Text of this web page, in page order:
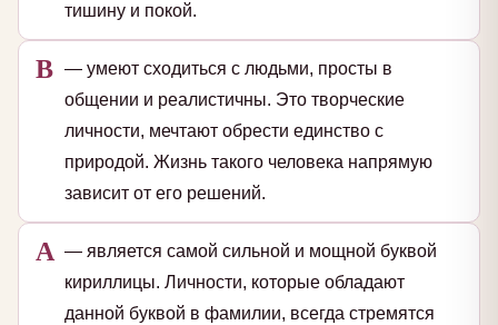
тишину и покой.
В — умеют сходиться с людьми, просты в
общении и реалистичны. Это творческие
личности, мечтают обрести единство с
природой. Жизнь такого человека напрямую
зависит от его решений.
А — является самой сильной и мощной буквой
кириллицы. Личности, которые обладают
данной буквой в фамилии, всегда стремятся